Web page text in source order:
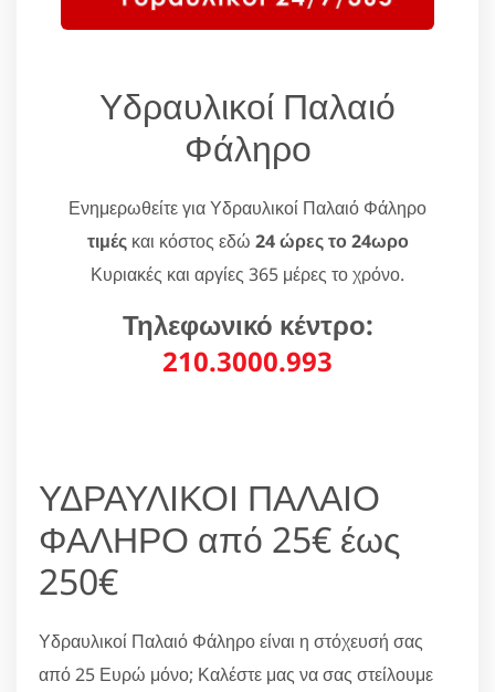
Υδραυλικοί Παλαιό
Φάληρο
Ενημερωθείτε για Υδραυλικοί Παλαιό Φάληρο
τιμέςκαι κόστος εδώ 24 ώρες το 24ωρο
Κυριακές και αργίες 365 μέρες το χρόνο.
Τηλεφωνικό κέντρο:
210.3000.993
ΥΔΡΑΥΛΙΚΟΙ ΠΑΛΑΙΟ
ΦΑΛΗΡΟ από 25€ έως
250€
Υδραυλικοί Παλαιό Φάληρο είναι η στόχευσή σας
από 25 Ευρώ μόνο; Καλέστε μας να σας στείλουμε